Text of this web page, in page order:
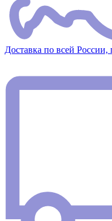
Доставка по всей